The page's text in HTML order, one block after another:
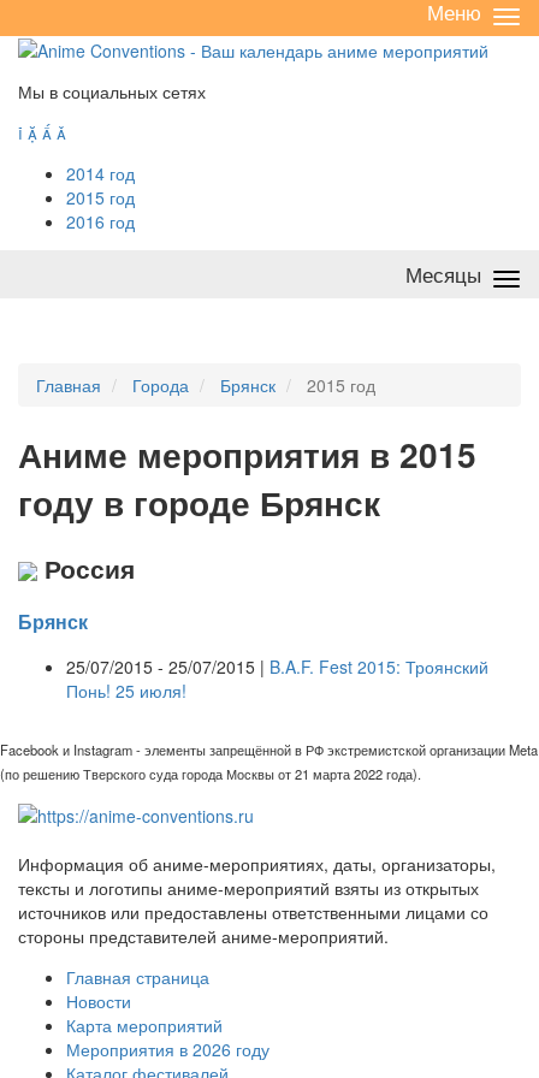
/
Меню
Мы в социальных сетях
   
2014 год
2015 год
2016 год
Месяцы
Главная Города Брянск 2015 год
Аниме мероприятия в 2015
году в городе Брянск
Россия
Брянск
25/07/2015 - 25/07/2015 | B.A.F. Fest 2015: Троянский
Понь! 25 июля!
Facebook и Instagram - элементы запрещённой в РФ экстремистской организации Meta
(по решению Тверского суда города Москвы от 21 марта 2022 года).
Информация об аниме-мероприятиях, даты, организаторы,
тексты и логотипы аниме-мероприятий взяты из открытых
источников или предоставлены ответственными лицами со
стороны представителей аниме-мероприятий.
Главная страница
Новости
Карта мероприятий
Мероприятия в 2026 году